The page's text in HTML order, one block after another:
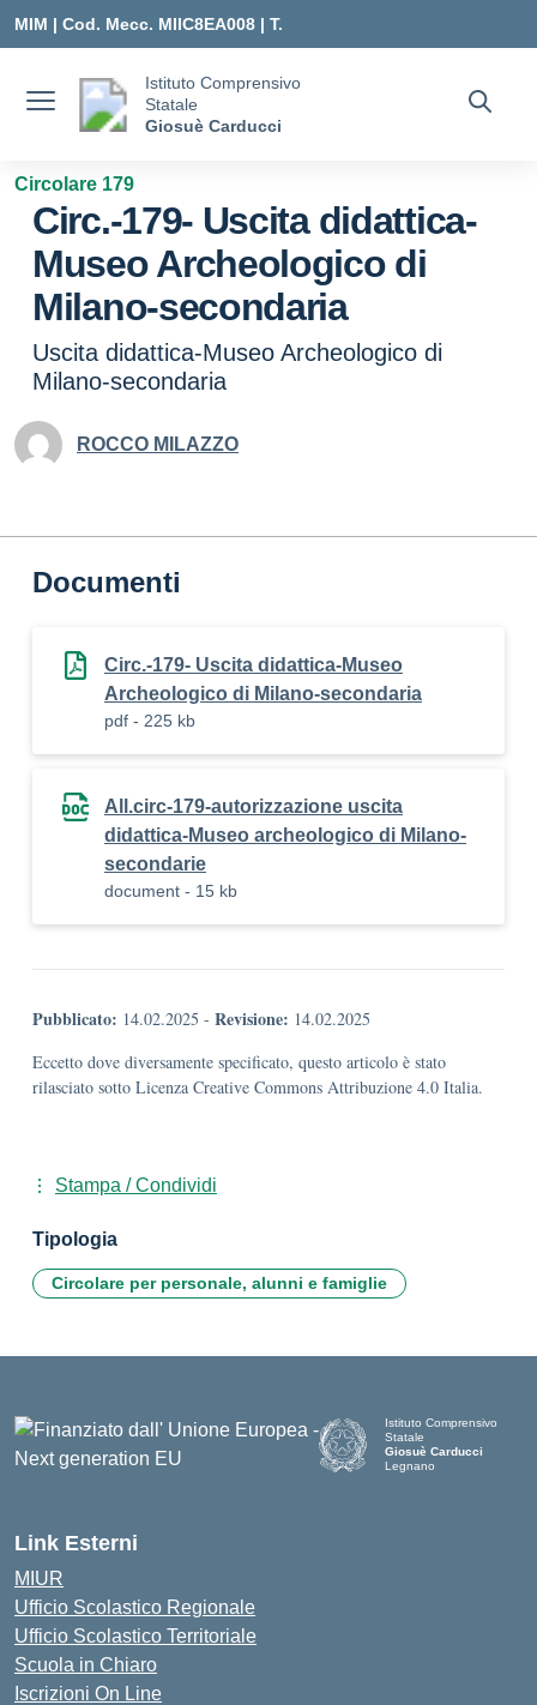
MIM | Cod. Mecc. MIIC8EA008 | T.
MIIC8EA008@ISTRUZIONE.IT
Istituto Comprensivo
Statale
Giosuè Carducci
Circolare 179
Circ.-179- Uscita didattica-
Museo Archeologico di
Milano-secondaria
Uscita didattica-Museo Archeologico di
Milano-secondaria
ROCCO MILAZZO
Documenti
Circ.-179- Uscita didattica-Museo
Archeologico di Milano-secondaria
pdf - 225 kb
All.circ-179-autorizzazione uscita
didattica-Museo archeologico di Milano-
secondarie
document - 15 kb
Pubblicato: 14.02.2025 - Revisione: 14.02.2025
Eccetto dove diversamente specificato, questo articolo è stato
rilasciato sotto Licenza Creative Commons Attribuzione 4.0 Italia.
Stampa / Condividi
Tipologia
Circolare per personale, alunni e famiglie
Istituto Comprensivo
Statale
Giosuè Carducci
Legnano
Link Esterni
MIUR
Ufficio Scolastico Regionale
Ufficio Scolastico Territoriale
Scuola in Chiaro
Iscrizioni On Line